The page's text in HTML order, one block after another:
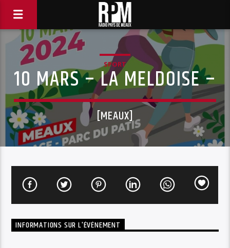
SPORT
10 MARS – LA MELDOISE –
[MEAUX]
INFORMATIONS SUR L'ÉVÉNEMENT